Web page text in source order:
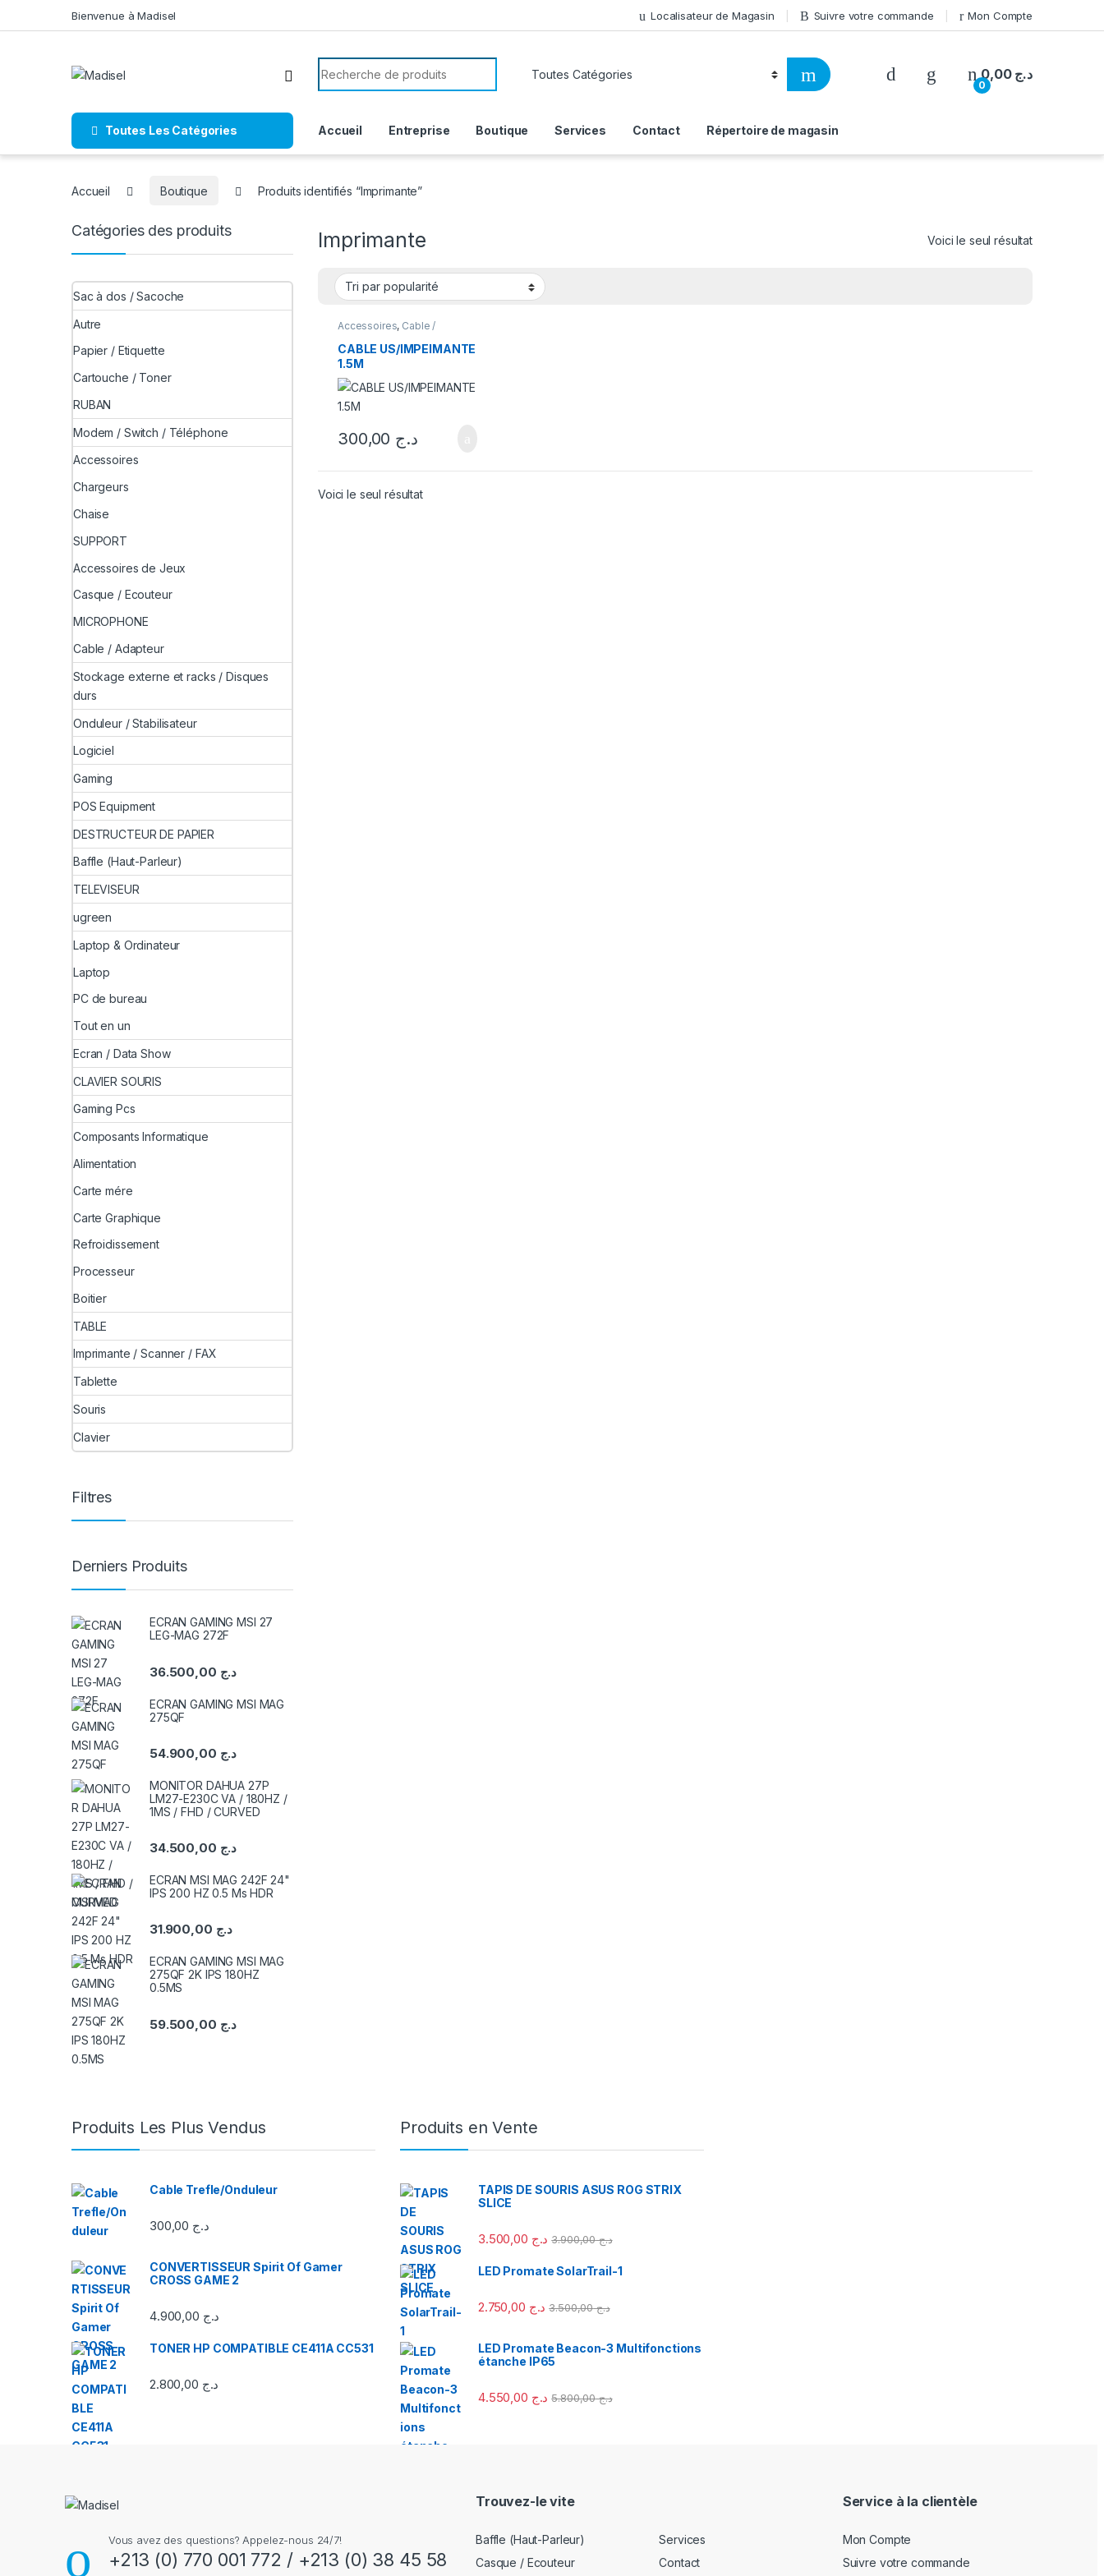
Bienvenue à Madisel Localisateur de Magasin Suivre votre commande Mon Compte
Search for:
0
د.ج 0,00
Toutes Les Catégories Accueil Entreprise Boutique Services Contact Répertoire de magasin
Accueil Boutique Produits identifiés “Imprimante”
Imprimante Voici le seul résultat
Accessoires, Cable /
CABLE US/IMPEIMANTE
1.5M
د.ج
Voici le seul résultat
Catégories des produits
Sac à dos / Sacoche
Autre
Papier / Etiquette
Cartouche / Toner
RUBAN
Modem / Switch / Téléphone
Accessoires
Chargeurs
Chaise
SUPPORT
Accessoires de Jeux
Casque / Ecouteur
MICROPHONE
Cable / Adapteur
Stockage externe et racks / Disques
durs
Onduleur / Stabilisateur
Logiciel
Gaming
POS Equipment
DESTRUCTEUR DE PAPIER
Baffle (Haut-Parleur)
TELEVISEUR
ugreen
Laptop & Ordinateur
Laptop
PC de bureau
Tout en un
Ecran / Data Show
CLAVIER SOURIS
Gaming Pcs
Composants Informatique
Alimentation
Carte mére
Carte Graphique
Refroidissement
Processeur
Boitier
TABLE
Imprimante / Scanner / FAX
Tablette
Souris
Clavier
Filtres
Derniers Produits
ECRAN GAMING MSI 27
LEG-MAG 272F
د.ج
ECRAN GAMING MSI MAG
275QF
د.ج
MONITOR DAHUA 27P
LM27-E230C VA / 180HZ /
1MS / FHD / CURVED
د.ج
ECRAN MSI MAG 242F 24"
IPS 200 HZ 0.5 Ms HDR
د.ج
ECRAN GAMING MSI MAG
275QF 2K IPS 180HZ
0.5MS
د.ج
Produits Les Plus Vendus
Cable Trefle/Onduleur
د.ج
CONVERTISSEUR Spirit Of Gamer
CROSS GAME 2
د.ج
TONER HP COMPATIBLE CE411A CC531
د.ج
Produits en Vente
TAPIS DE SOURIS ASUS ROG STRIX
SLICE
د.ج د.ج3.900,00
LED Promate SolarTrail-1
د.ج د.ج3.500,00
LED Promate Beacon-3 Multifonctions
étanche IP65
د.ج د.ج5.800,00
Vous avez des questions? Appelez-nous 24/7!
+213 (0) 770 001 772 / +213 (0) 38 45 58
Trouvez-le vite
Baffle (Haut-Parleur)
Casque / Ecouteur
Services
Contact
Service à la clientèle
Mon Compte
Suivre votre commande